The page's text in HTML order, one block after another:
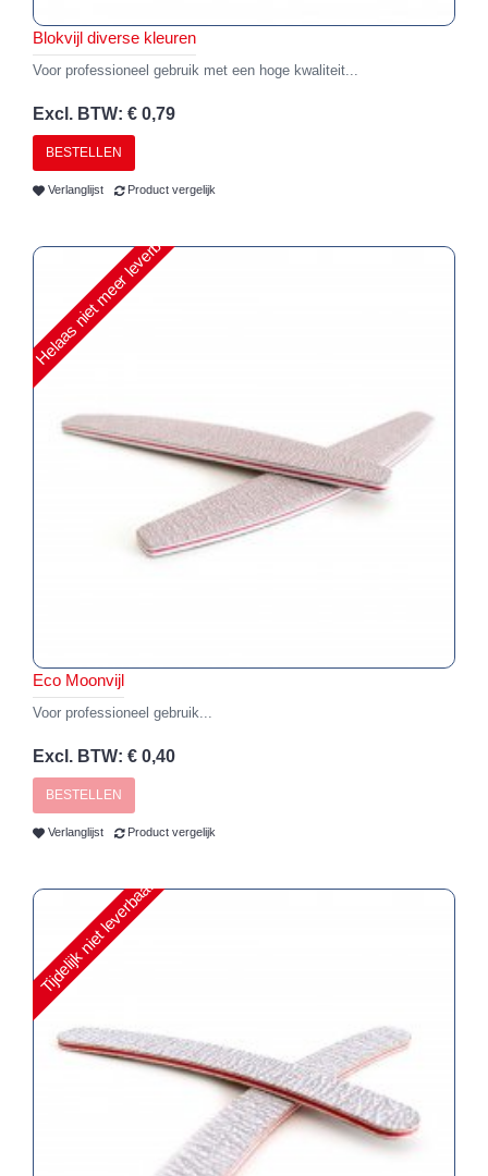
Blokvijl diverse kleuren
Voor professioneel gebruik met een hoge kwaliteit...
Excl. BTW: € 0,79
BESTELLEN
Verlanglijst Product vergelijk
Helaas niet meer leverbaar
Eco Moonvijl
Voor professioneel gebruik...
Excl. BTW: € 0,40
BESTELLEN
Verlanglijst Product vergelijk
Tijdelijk niet leverbaar